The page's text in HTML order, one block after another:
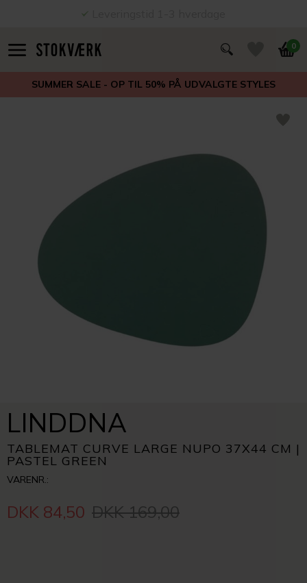
0
SUMMER SALE - OP TIL 50% PÅ UDVALGTE STYLES
LINDDNA
TABLEMAT CURVE LARGE NUPO 37X44 CM |
PASTEL GREEN
VARENR.:
DKK 169,00
DKK 84,50